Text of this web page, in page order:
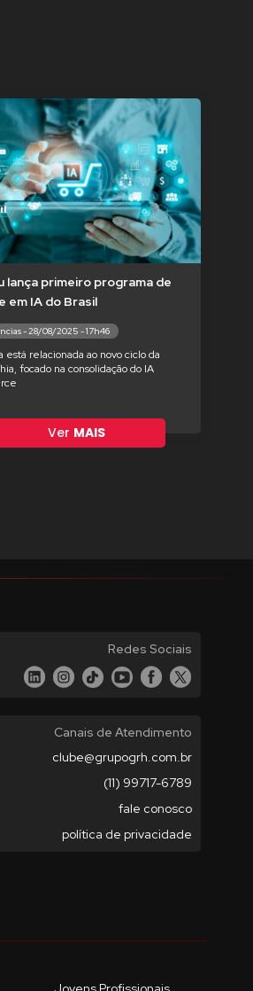
lança primeiro programa de
em IA do Brasil
- 28/08/2025 - 17h46
está relacionada ao novo ciclo da
focado na consolidação do IA
Ver MAIS
Redes Sociais
Canais de Atendimento
clube@grupogrh.com.br
(11) 99717-6789
fale conosco
política de privacidade